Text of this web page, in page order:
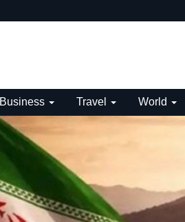
Business Travel World